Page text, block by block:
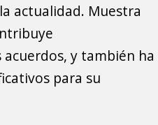
actualidad. Muestra
y también ha
para su